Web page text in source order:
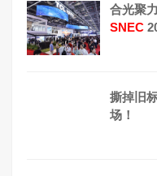
合光聚
SNEC
撕掉旧
场！